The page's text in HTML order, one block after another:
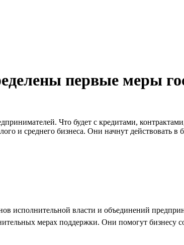
первые меры
Что будет с кредитами,
и среднего бизнеса. Они начнут действовать в
исполнительной власти и объединений
мерах поддержки. Они помогут бизнесу